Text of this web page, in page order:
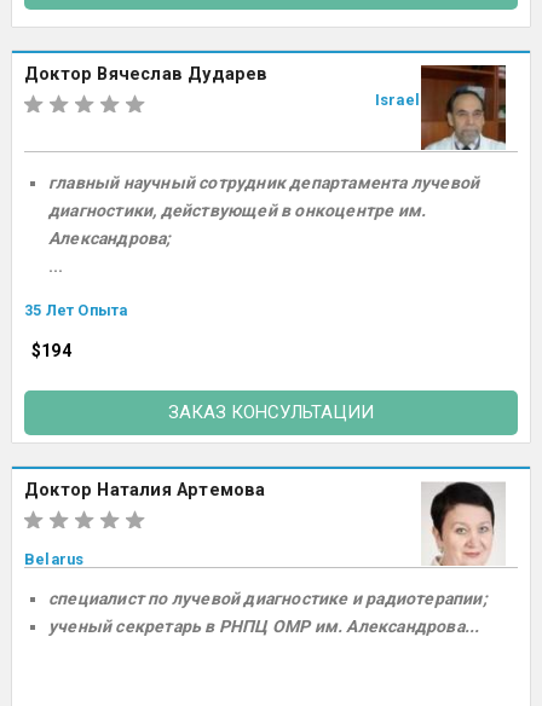
Доктор Вячеслав Дударев
Israel
главный научный сотрудник департамента лучевой
диагностики, действующей в онкоцентре им.
Александрова;
...
35 Лет Опыта
$194
ЗАКАЗ КОНСУЛЬТАЦИИ
Доктор Наталия Артемова
Belarus
специалист по лучевой диагностике и радиотерапии;
ученый секретарь в РНПЦ ОМР им. Александрова...